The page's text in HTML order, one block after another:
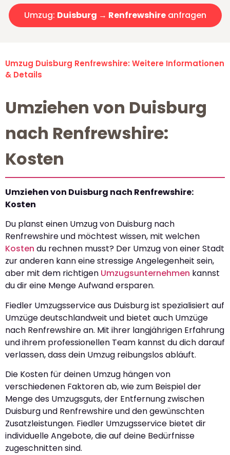
Umzug: Duisburg → Renfrewshireanfragen
Umzug Duisburg Renfrewshire: Weitere Informationen
& Details
Umziehen von Duisburg
nach Renfrewshire:
Kosten
Umziehen von Duisburg nach Renfrewshire:
Kosten
Du planst einen Umzug von Duisburg nach
Renfrewshire und möchtest wissen, mit welchen
Kosten du rechnen musst? Der Umzug von einer Stadt
zur anderen kann eine stressige Angelegenheit sein,
aber mit dem richtigen Umzugsunternehmen kannst
du dir eine Menge Aufwand ersparen.
Fiedler Umzugsservice aus Duisburg ist spezialisiert auf
Umzüge deutschlandweit und bietet auch Umzüge
nach Renfrewshire an. Mit ihrer langjährigen Erfahrung
und ihrem professionellen Team kannst du dich darauf
verlassen, dass dein Umzug reibungslos abläuft.
Die Kosten für deinen Umzug hängen von
verschiedenen Faktoren ab, wie zum Beispiel der
Menge des Umzugsguts, der Entfernung zwischen
Duisburg und Renfrewshire und den gewünschten
Zusatzleistungen. Fiedler Umzugsservice bietet dir
individuelle Angebote, die auf deine Bedürfnisse
zugeschnitten sind.